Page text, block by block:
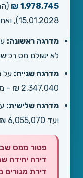
1,978,745 ₪
15.01.2028), ואחר כך תשלום במדרגות:
מדרגה ראשונה:
לא ישולם מס
מדרגה שנייה:
2,347,040 ₪ – מס בשיעור 3.5%.
מדרגה שלישית:
ועד 6,055,070 ₪ – מס בשיעור 5%.
דירה יחידה
דירת מגורים